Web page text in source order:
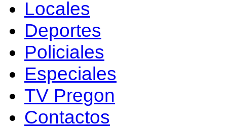
Locales
Deportes
Policiales
Especiales
TV Pregon
Contactos